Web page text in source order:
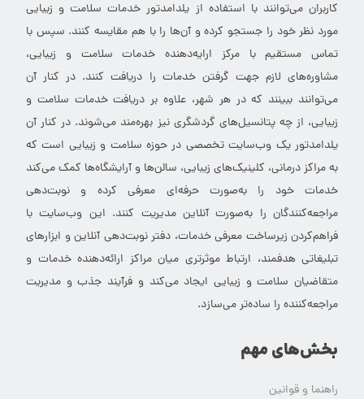
کاربران می‌توانند با استفاده از یلدامدتور خدمات سلامت و زیبایی
مورد نظر خود را جستجو کرده و آن‌ها را با هم مقایسه کنند. سپس با
تماس مستقیم با مرکز ارایه‌دهنده خدمات سلامت و زیبایی،
مشاوره‌های لازم جهت گرفتن خدمات را دریافت کنند. در کنار آن
می‌توانند ببینند که در هر شهر، علاوه بر دریافت خدمات سلامت و
زیبایی، از چه پتانسیل‌های گردشگری نیز بهره‌مند می‌شوند. در کنار آن
یلدامدتور یک وب‌سایت تخصصی در حوزه سلامت و زیبایی است که
به مراکز درمانی، کلینیک‌های زیبایی، سالن‌ها و آرایشگاه‌ها کمک می‌کند
خدمات خود را به‌صورت حرفه‌ای معرفی کرده و نوبت‌دهی
مراجعه‌کنندگان را به‌صورت آنلاین مدیریت کنند. این وب‌سایت با
فراهم‌کردن زیرساخت معرفی خدمات، دفتر نوبت‌دهی آنلاین و ابزارهای
تبلیغاتی هدفمند، ارتباط موثرتری میان مراکز ارائه‌دهنده خدمات و
متقاضیان سلامت و زیبایی ایجاد می‌کند و فرآیند جذب و مدیریت
مراجعه‌کننده را ساده‌تر می‌سازد.
بخش‌های مهم
راهنما و قوانین